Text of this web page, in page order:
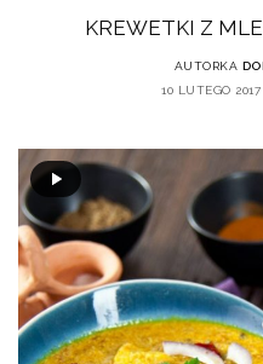
KREWETKI Z
AUTORKA
10 LUTEGO 2017